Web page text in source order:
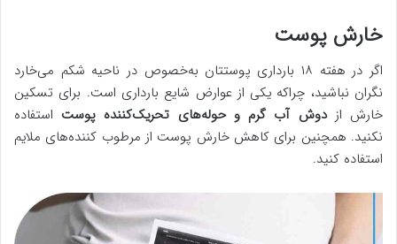
خارش پوست
اگر در هفته ۱۸ بارداری پوستتان به‌خصوص در ناحیه شکم می‌خارد
نگران نباشید، چراکه یکی از عوارض شایع بارداری است. برای تسکین
خارش ازدوش آب گرم و حوله‌های تحریک‌کننده پوست استفاده
نکنید. همچنین برای کاهش خارش پوست از مرطوب کننده‌های ملایم
استفاده کنید.